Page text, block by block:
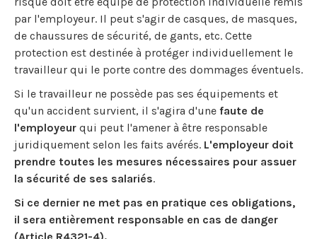
par l'employeur. Il peut s'agir de casques, de masques,
de chaussures de sécurité, de gants, etc. Cette
protection est destinée à protéger individuellement le
travailleur qui le porte contre des dommages éventuels.
Si le travailleur ne possède pas ses équipements et
qu'un accident survient, il s'agira d'une faute de
l'employeur qui peut l'amener à être responsable
juridiquement selon les faits avérés. L'employeur doit
prendre toutes les mesures nécessaires pour assuer
la sécurité de ses salariés.
Si ce dernier ne met pas en pratique ces obligations,
il sera entièrement responsable en cas de danger